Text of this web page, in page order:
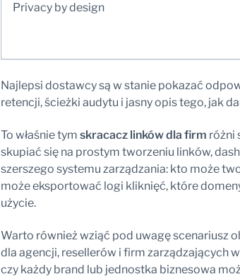
Privacy by design
Najlepsi dostawcy są w stanie pokazać
retencji, ścieżki audytu i jasny opis tego, jak
To właśnie tym skracacz linków dla firm różni
skupiać się na prostym tworzeniu linków,
szerszego systemu zarządzania: kto może
może eksportować logi kliknięć, które
użycie.
Warto również wziąć pod uwagę scenariusz
dla agencji, resellerów i firm zarządzających
czy każdy brand lub jednostka biznesowa